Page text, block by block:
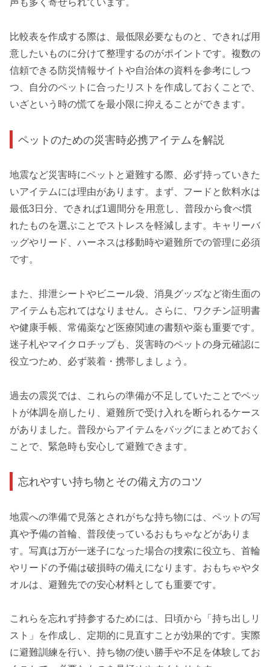
声も多く寄せられています。
比較表を作成する際は、最低限必要なものと、できれば用
意したいものに分けて整理するのがポイントです。複数の
信頼できる防災情報サイトや自治体の資料を参考にしつ
つ、自分のペットに合ったリストを作成しておくことで、
いざという時の慌てを最小限に抑えることができます。
ペットのための災害時必携アイテムを解説
地震など災害時にペットと避難する際、必ず持っていきた
いアイテムには理由があります。まず、フードと飲料水は
最低3日分、できれば1週間分を用意し、普段から食べ慣
れたものを選ぶことでストレスを軽減します。キャリーバ
ッグやリード、ハーネスは移動時や避難所での管理に必須
です。
また、排泄シートやビニール袋、消臭グッズなど衛生面の
アイテムも忘れてはなりません。さらに、ワクチン証明書
や健康手帳、常備薬など医療関連の書類や薬も重要です。
迷子札やマイクロチップも、災害時のペットの身元確認に
役立つため、必ず装着・携帯しましょう。
過去の震災では、これらの準備が不足していたことでペッ
トが体調を崩したり、避難所で受け入れを断られるケース
がありました。普段からアイテムをバッグにまとめておく
ことで、緊急時も安心して避難できます。
忘れやすい持ち物とその備え方のコツ
地震への準備で見落とされがちな持ち物には、ペットの写
真や予備の首輪、普段使っているおもちゃなどがありま
す。写真は万が一迷子になった場合の捜索に役立ち、首輪
やリードの予備は破損時の備えになります。おもちゃやタ
オルは、避難先での安心材料としても重要です。
これらを忘れず持参するためには、日頃から「持ち出しリ
スト」を作成し、定期的に見直すことが効果的です。実際
に避難訓練を行い、持ち物の使い勝手や不足を体験してお